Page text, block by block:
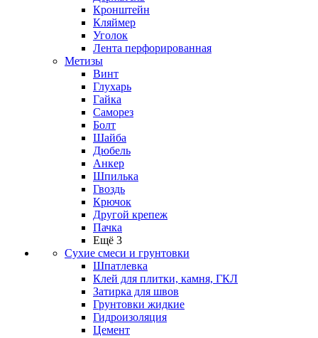
Кронштейн
Кляймер
Уголок
Лента перфорированная
Метизы
Винт
Глухарь
Гайка
Саморез
Болт
Шайба
Дюбель
Анкер
Шпилька
Гвоздь
Крючок
Другой крепеж
Пачка
Ещё 3
Сухие смеси и грунтовки
Шпатлевка
Клей для плитки, камня, ГКЛ
Затирка для швов
Грунтовки жидкие
Гидроизоляция
Цемент